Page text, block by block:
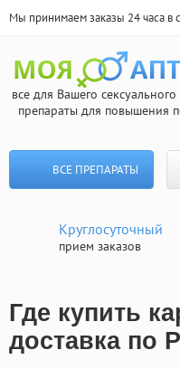
Мы принимаем заказы 24 часа в
все для Вашего
препараты для повышения
ВСЕ ПРЕПАРАТЫ
Круглосуточный
прием заказов
Где купить
доставка по